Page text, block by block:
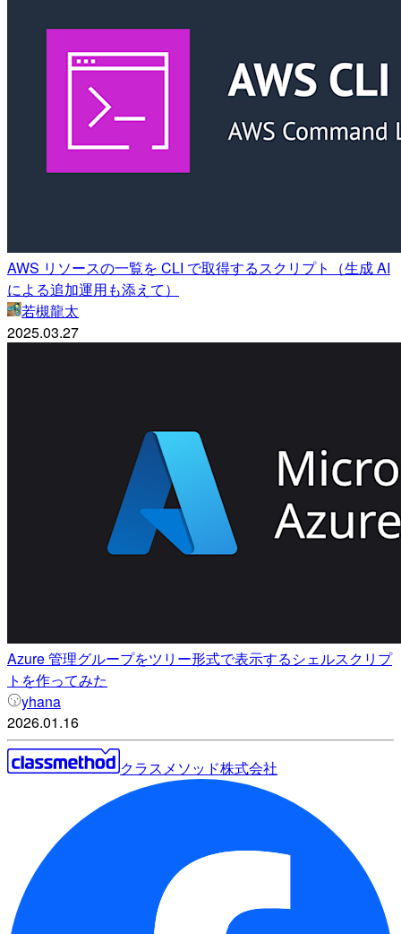
AWS リソースの一覧を CLI で取得するスクリプト（生成 AI
による追加運用も添えて）
若槻龍太
2025.03.27
Azure 管理グループをツリー形式で表示するシェルスクリプ
トを作ってみた
yhana
2026.01.16
クラスメソッド株式会社